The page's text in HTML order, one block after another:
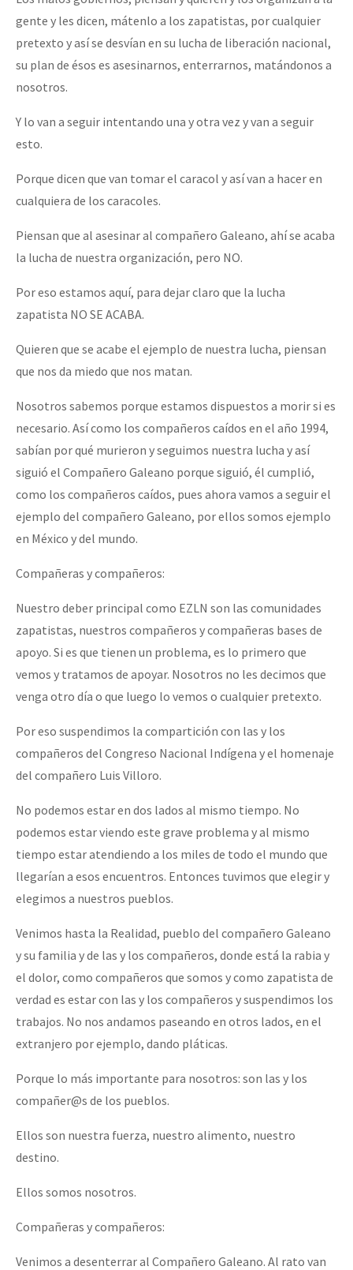
gente y les dicen, mátenlo a los zapatistas, por cualquier
pretexto y así se desvían en su lucha de liberación nacional,
su plan de ésos es asesinarnos, enterrarnos, matándonos a
nosotros.
Y lo van a seguir intentando una y otra vez y van a seguir
esto.
Porque dicen que van tomar el caracol y así van a hacer en
cualquiera de los caracoles.
Piensan que al asesinar al compañero Galeano, ahí se acaba
la lucha de nuestra organización, pero NO.
Por eso estamos aquí, para dejar claro que la lucha
zapatista NO SE ACABA.
Quieren que se acabe el ejemplo de nuestra lucha, piensan
que nos da miedo que nos matan.
Nosotros sabemos porque estamos dispuestos a morir si es
necesario. Así como los compañeros caídos en el año 1994,
sabían por qué murieron y seguimos nuestra lucha y así
siguió el Compañero Galeano porque siguió, él cumplió,
como los compañeros caídos, pues ahora vamos a seguir el
ejemplo del compañero Galeano, por ellos somos ejemplo
en México y del mundo.
Compañeras y compañeros:
Nuestro deber principal como EZLN son las comunidades
zapatistas, nuestros compañeros y compañeras bases de
apoyo. Si es que tienen un problema, es lo primero que
vemos y tratamos de apoyar. Nosotros no les decimos que
venga otro día o que luego lo vemos o cualquier pretexto.
Por eso suspendimos la compartición con las y los
compañeros del Congreso Nacional Indígena y el homenaje
del compañero Luis Villoro.
No podemos estar en dos lados al mismo tiempo. No
podemos estar viendo este grave problema y al mismo
tiempo estar atendiendo a los miles de todo el mundo que
llegarían a esos encuentros. Entonces tuvimos que elegir y
elegimos a nuestros pueblos.
Venimos hasta la Realidad, pueblo del compañero Galeano
y su familia y de las y los compañeros, donde está la rabia y
el dolor, como compañeros que somos y como zapatista de
verdad es estar con las y los compañeros y suspendimos los
trabajos. No nos andamos paseando en otros lados, en el
extranjero por ejemplo, dando pláticas.
Porque lo más importante para nosotros: son las y los
compañer@s de los pueblos.
Ellos son nuestra fuerza, nuestro alimento, nuestro
destino.
Ellos somos nosotros.
Compañeras y compañeros:
Venimos a desenterrar al Compañero Galeano. Al rato van